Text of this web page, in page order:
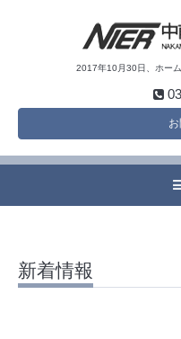
2017年10月30日、ホー
新着情報